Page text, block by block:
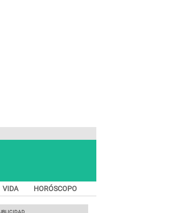
VIDA HORÓSCOPO